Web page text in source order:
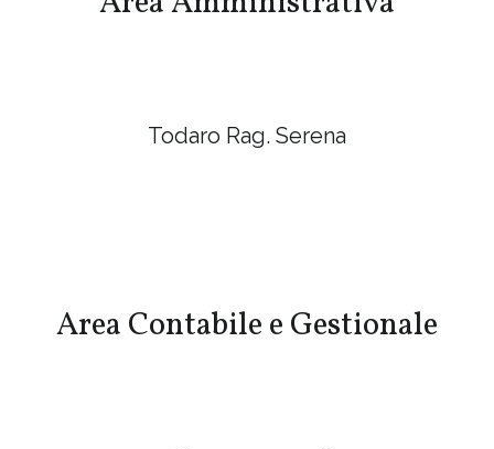
Todaro Rag. Serena
Area Contabile e Gestionale